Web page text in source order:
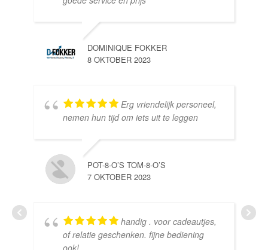
DOMINIQUE FOKKER
8 OKTOBER 2023
Erg vriendelijk personeel,
nemen hun tijd om iets uit te leggen
POT-8-O’S TOM-8-O’S
7 OKTOBER 2023
handig . voor cadeautjes,
of relatie geschenken. fijne bediening
ook!